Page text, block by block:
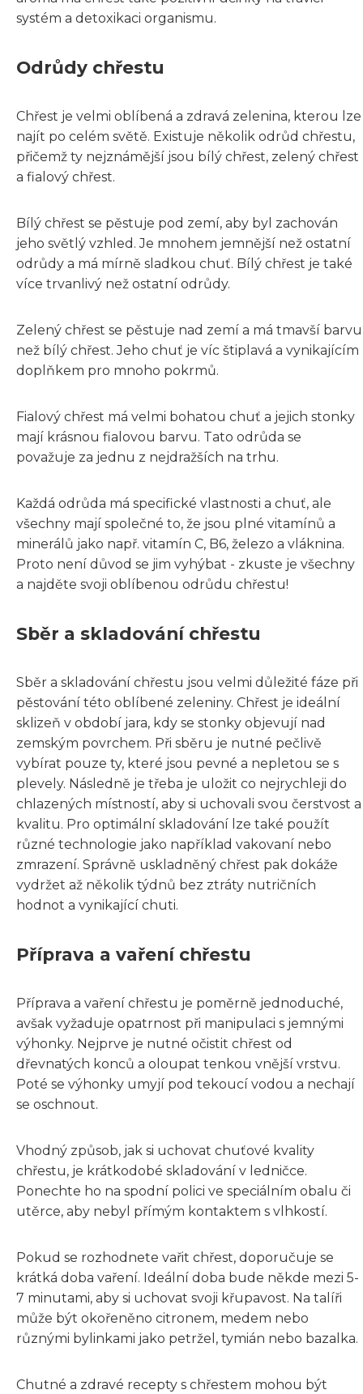
systém a detoxikaci organismu.
Odrůdy chřestu
Chřest je velmi oblíbená a zdravá zelenina, kterou lze
najít po celém světě. Existuje několik odrůd chřestu,
přičemž ty nejznámější jsou bílý chřest, zelený chřest
a fialový chřest.
Bílý chřest se pěstuje pod zemí, aby byl zachován
jeho světlý vzhled. Je mnohem jemnější než ostatní
odrůdy a má mírně sladkou chuť. Bílý chřest je také
více trvanlivý než ostatní odrůdy.
Zelený chřest se pěstuje nad zemí a má tmavší barvu
než bílý chřest. Jeho chuť je víc štiplavá a vynikajícím
doplňkem pro mnoho pokrmů.
Fialový chřest má velmi bohatou chuť a jejich stonky
mají krásnou fialovou barvu. Tato odrůda se
považuje za jednu z nejdražších na trhu.
Každá odrůda má specifické vlastnosti a chuť, ale
všechny mají společné to, že jsou plné vitamínů a
minerálů jako např. vitamín C, B6, železo a vláknina.
Proto není důvod se jim vyhýbat - zkuste je všechny
a najděte svoji oblíbenou odrůdu chřestu!
Sběr a skladování chřestu
Sběr a skladování chřestu jsou velmi důležité fáze při
pěstování této oblíbené zeleniny. Chřest je ideální
sklizeň v období jara, kdy se stonky objevují nad
zemským povrchem. Při sběru je nutné pečlivě
vybírat pouze ty, které jsou pevné a nepletou se s
plevely. Následně je třeba je uložit co nejrychleji do
chlazených místností, aby si uchovali svou čerstvost a
kvalitu. Pro optimální skladování lze také použít
různé technologie jako například vakovaní nebo
zmrazení. Správně uskladněný chřest pak dokáže
vydržet až několik týdnů bez ztráty nutričních
hodnot a vynikající chuti.
Příprava a vaření chřestu
Příprava a vaření chřestu je poměrně jednoduché,
avšak vyžaduje opatrnost při manipulaci s jemnými
výhonky. Nejprve je nutné očistit chřest od
dřevnatých konců a oloupat tenkou vnější vrstvu.
Poté se výhonky umyjí pod tekoucí vodou a nechají
se oschnout.
Vhodný způsob, jak si uchovat chuťové kvality
chřestu, je krátkodobé skladování v ledničce.
Ponechte ho na spodní polici ve speciálním obalu či
utěrce, aby nebyl přímým kontaktem s vlhkostí.
Pokud se rozhodnete vařit chřest, doporučuje se
krátká doba vaření. Ideální doba bude někde mezi 5-
7 minutami, aby si uchovat svoji křupavost. Na talíři
může být okořeněno citronem, medem nebo
různými bylinkami jako petržel, tymián nebo bazalka.
Chutné a zdravé recepty s chřestem mohou být